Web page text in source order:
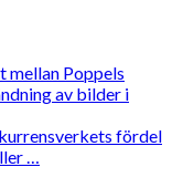
mellan Poppels
av bilder i
fördel
…